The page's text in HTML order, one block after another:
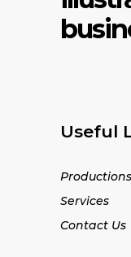
Useful
Productions
Services
Contact Us